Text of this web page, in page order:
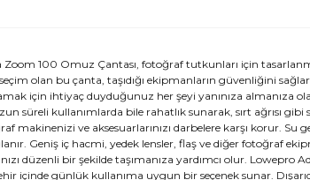
100 Omuz Çantası, fotoğraf tutkunları için
olan bu çanta, taşıdığı ekipmanların güvenliğini
için ihtiyaç duyduğunuz her şeyi yanınıza almanıza
süreli kullanımlarda bile rahatlık sunarak, sırt ağrısı
makinenizi ve aksesuarlarınızı darbelere karşı korur. Su
Geniş iç hacmi, yedek lensler, flaş ve diğer fotoğraf
düzenli bir şekilde taşımanıza yardımcı olur.
içinde günlük kullanıma uygun bir seçenek sunar.